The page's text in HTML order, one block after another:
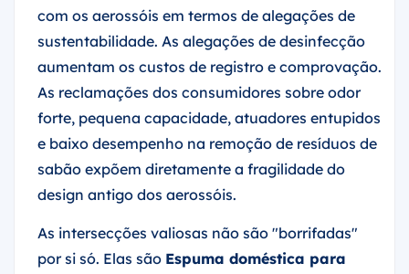
com os aerossóis em termos de alegações de
sustentabilidade. As alegações de desinfecção
aumentam os custos de registro e comprovação.
As reclamações dos consumidores sobre odor
forte, pequena capacidade, atuadores entupidos
e baixo desempenho na remoção de resíduos de
sabão expõem diretamente a fragilidade do
design antigo dos aerossóis.
As intersecções valiosas não são "borrifadas"
por si só. Elas são Espuma doméstica para